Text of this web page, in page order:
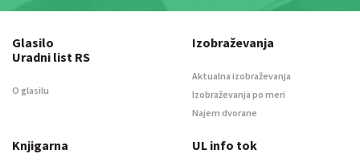
Glasilo
Uradni list RS
O glasilu
Izobraževanja
Aktualna izobraževanja
Izobraževanja po meri
Najem dvorane
Knjigarna UL info tok